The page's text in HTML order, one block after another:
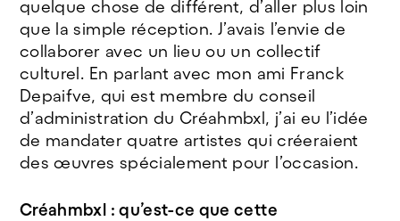
quelque chose de différent, d’aller plus loin
que la simple réception. J’avais l’envie de
collaborer avec un lieu ou un collectif
culturel. En parlant avec mon ami Franck
Depaifve, qui est membre du conseil
d’administration du Créahmbxl, j’ai eu l’idée
de mandater quatre artistes qui créeraient
des œuvres spécialement pour l’occasion.
Créahmbxl : qu’est-ce que cette